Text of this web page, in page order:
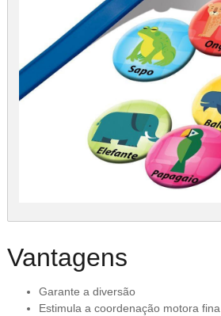
Vantagens
Garante a diversão
Estimula a coordenação motora fina